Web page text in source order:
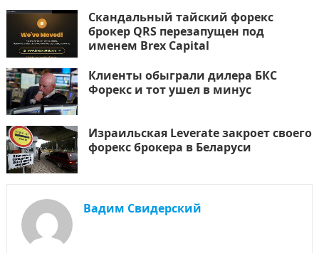
Скандальный тайский форекс
брокер QRS перезапущен под
именем Brex Capital
Клиенты обыграли дилера БКС
Форекс и тот ушел в минус
Израильская Leverate закроет своего
форекс брокера в Беларуси
Вадим Свидерский